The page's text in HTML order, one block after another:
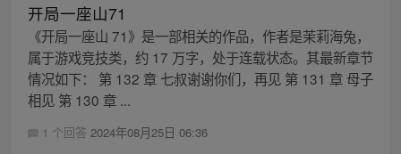
开局一座山71
《开局一座山 71》是一部相关的作品，作者是茉莉海兔，
属于游戏竞技类，约 17 万字，处于连载状态。其最新章节
情况如下： 第 132 章 七叔谢谢你们，再见 第 131 章 母子
相见 第 130 章 ...
1 个回答 2024年08月25日 06:36